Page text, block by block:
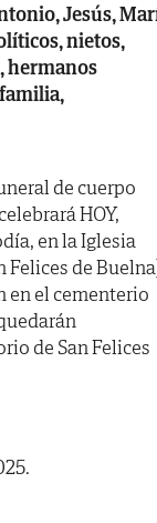
Jesús,
nietos,
hermanos
de cuerpo
HOY,
en la Iglesia
Felices de
en el cementerio
de San Felices